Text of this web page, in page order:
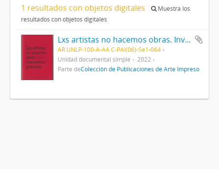
1 resultados con objetos digitales
Muestra los
resultados con objetos digitales
Lxs artistas no hacemos obras. Inventamos prácticas
AR UNLP-100-A-AA C-PAI(06)-Se1-064
Unidad documental simple
2022
Parte deColección de Publicaciones de Arte Impreso